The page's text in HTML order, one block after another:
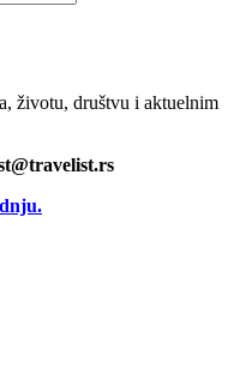
životu, društvu i aktuelnim